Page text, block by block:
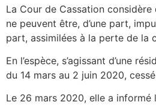
La Cour de Cassation
ne peuvent être, d’une part,
part, assimilées à la perte de la
En l’espèce, s’agissant d’une
du 14 mars au 2 juin 2020,
Le 26 mars 2020, elle a informé